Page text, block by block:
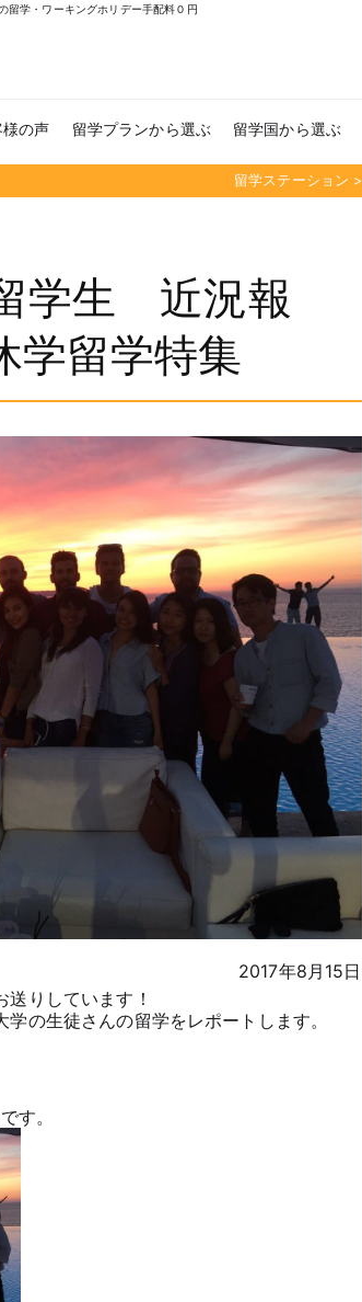
学・ワーキングホリデー手配料０円
様の声 留学プランから選ぶ 留学国から選ぶ
留学ステーション >
学生 近況報
留学特集
2017年8月15日
りしています！
の生徒さんの留学をレポートします。
す。